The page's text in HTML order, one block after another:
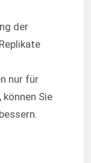
der
nur für
Sie